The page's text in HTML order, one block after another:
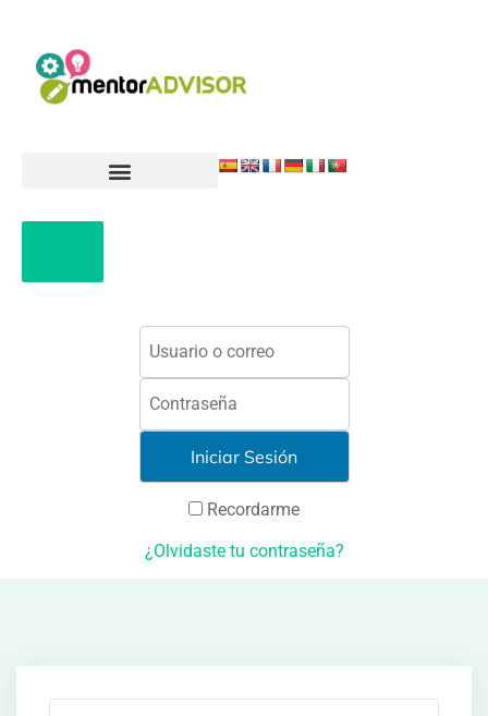
Recordarme
¿Olvidaste tu contraseña?